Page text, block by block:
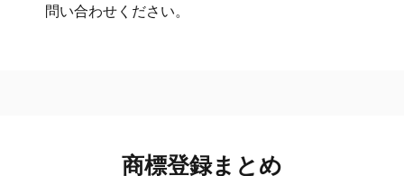
問い合わせください。
商標登録まとめ